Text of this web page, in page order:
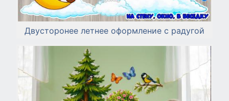
Двусторонее летнее оформление с радугой